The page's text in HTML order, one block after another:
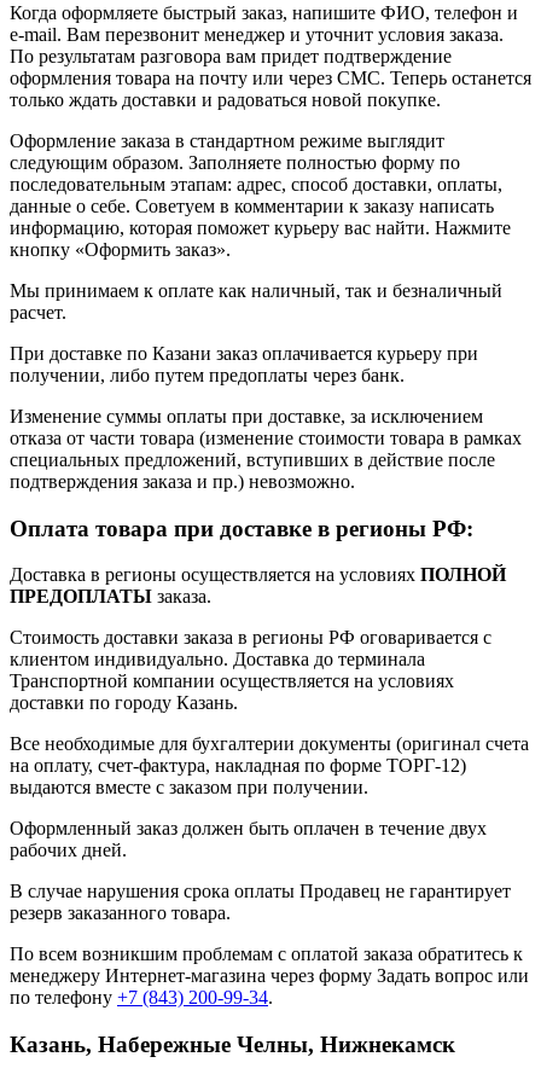
Когда оформляете быстрый заказ, напишите ФИО, телефон и
e-mail. Вам перезвонит менеджер и уточнит условия заказа.
По результатам разговора вам придет подтверждение
оформления товара на почту или через СМС. Теперь останется
только ждать доставки и радоваться новой покупке.
Оформление заказа в стандартном режиме выглядит
следующим образом. Заполняете полностью форму по
последовательным этапам: адрес, способ доставки, оплаты,
данные о себе. Советуем в комментарии к заказу написать
информацию, которая поможет курьеру вас найти. Нажмите
кнопку «Оформить заказ».
Мы принимаем к оплате как наличный, так и безналичный
расчет.
При доставке по Казани заказ оплачивается курьеру при
получении, либо путем предоплаты через банк.
Изменение суммы оплаты при доставке, за исключением
отказа от части товара (изменение стоимости товара в рамках
специальных предложений, вступивших в действие после
подтверждения заказа и пр.) невозможно.
Оплата товара при доставке в регионы РФ:
Доставка в регионы осуществляется на условиях ПОЛНОЙ
ПРЕДОПЛАТЫ заказа.
Стоимость доставки заказа в регионы РФ оговаривается с
клиентом индивидуально. Доставка до терминала
Транспортной компании осуществляется на условиях
доставки по городу Казань.
Все необходимые для бухгалтерии документы (оригинал счета
на оплату, счет-фактура, накладная по форме ТОРГ-12)
выдаются вместе с заказом при получении.
Оформленный заказ должен быть оплачен в течение двух
рабочих дней.
В случае нарушения срока оплаты Продавец не гарантирует
резерв заказанного товара.
По всем возникшим проблемам с оплатой заказа обратитесь к
менеджеру Интернет-магазина через форму Задать вопрос или
по телефону +7 (843) 200-99-34.
Казань, Набережные Челны, Нижнекамск